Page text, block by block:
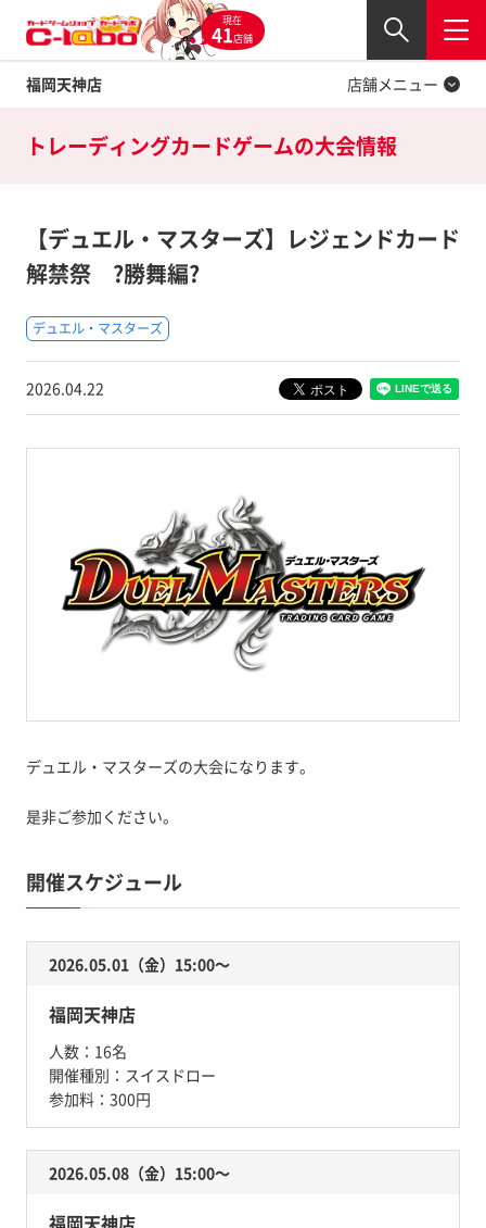
現在
41店舗
福岡天神店
閉じる
店舗メニュー
Twitter
トレーディングカードゲームの大会情報
【デュエル・マスターズ】レジェンドカード
解禁祭 ?勝舞編?
デュエル・マスターズ
2026.04.22
デュエル・マスターズの大会になります。
是非ご参加ください。
開催スケジュール
2026.05.01（金）15:00〜
福岡天神店
人数： 16名
開催種別： スイスドロー
参加料： 300円
2026.05.08（金）15:00〜
福岡天神店